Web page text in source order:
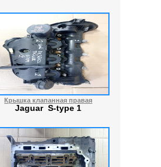
Крышка клапанная правая
Jaguar S-type 1